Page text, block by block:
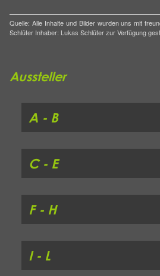
Quelle: Alle Inhalte und Bilder wurden uns mit
Schlüter Inhaber: Lukas Schlüter zur Verfügung
Aussteller
A - B
C - E
F - H
I - L